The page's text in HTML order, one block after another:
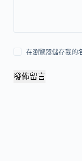
在瀏覽器儲存我的
發佈留言